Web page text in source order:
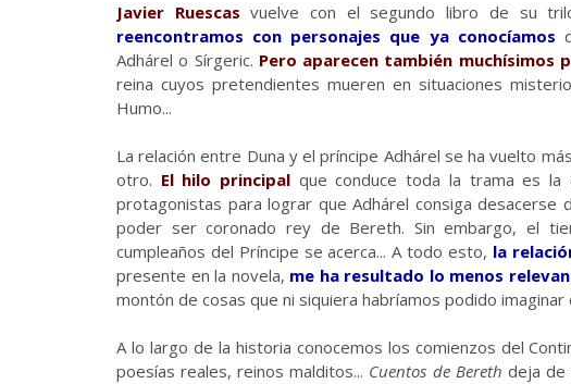
Javier Ruescas vuelve con el segundo libro de su
reencontramos con personajes que ya conocíamos
Adhárel o Sírgeric. Pero aparecen también muchísimos
reina cuyos pretendientes mueren en situaciones
Humo...
La relación entre Duna y el príncipe Adhárel se ha vuelto
otro. El hilo principal que conduce toda la trama es la
protagonistas para lograr que Adhárel consiga desacerse
poder ser coronado rey de Bereth. Sin embargo, el
cumpleaños del Príncipe se acerca... A todo esto, la
presente en la novela, me ha resultado lo menos
montón de cosas que ni siquiera habríamos podido imaginar
A lo largo de la historia conocemos los comienzos del
poesías reales, reinos malditos... Cuentos de Bereth deja de